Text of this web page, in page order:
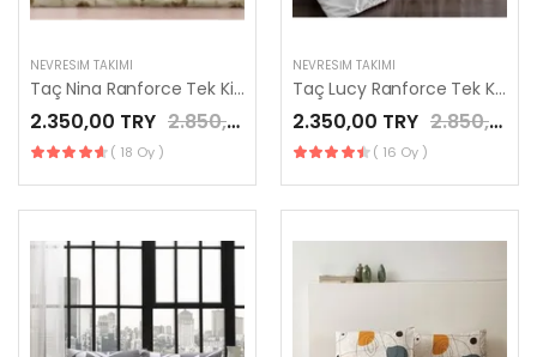
NEVRESIM TAKIMI
Taç Nina Ranforce Tek Kişilik Nevresim Takımı Bej
2.350,00 TRY 2.850,00 TRY
( 18 Oy )
NEVRESIM TAKIMI
Taç Lucy Ranforce Tek Kişilik Nevresim Takımı Pembe
2.350,00 TRY 2.850,00 TRY
( 16 Oy )